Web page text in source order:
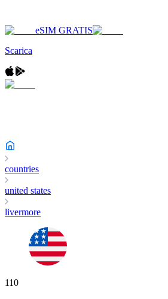
eSIM GRATIS
Scarica
countries
united states
livermore
110